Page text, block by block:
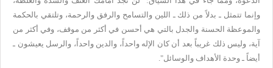
وإنما تتمثل ـ بدلاً من ذلك ـ اللين والتسامح والرفق والرحمة، وتلتقي بالحكمة
والموعظة الحسنة والجدل بالتي هي أحسن في أكثر من موقف، وفي أكثر من
آية، وليس ذلك غريباً بعد أن كان الإله واحداً، والدين واحداً، والرسل يعيشون ـ
أيضاً ـ وحدة الأهداف والوسائل".